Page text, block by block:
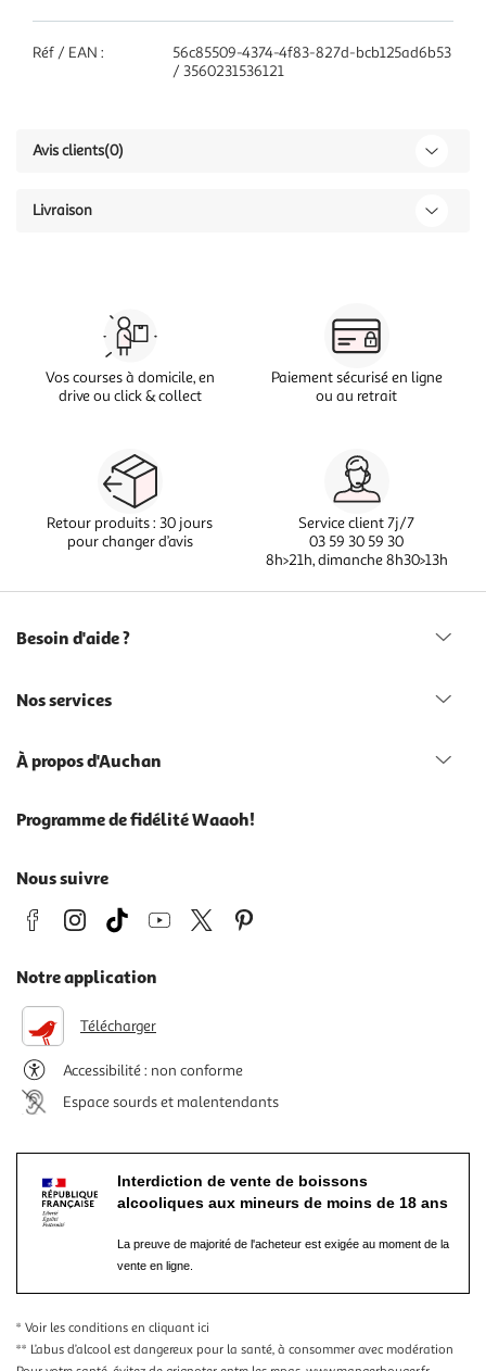
Réf / EAN :
56c85509-4374-4f83-827d-bcb125ad6b53
/ 3560231536121
Avis clients(0)
Livraison
Vos courses à domicile, en
drive ou click & collect
Paiement sécurisé en ligne
ou au retrait
Retour produits : 30 jours
pour changer d’avis
Service client 7j/7
03 59 30 59 30
8h>21h, dimanche 8h30>13h
Besoin d'aide ?
Nos services
À propos d'Auchan
Programme de fidélité Waaoh!
Nous suivre
Notre application
Télécharger
Accessibilité : non conforme
Espace sourds et malentendants
Interdiction de vente de boissons
alcooliques aux mineurs de moins de 18 ans
La preuve de majorité de l'acheteur est exigée au moment de la
vente en ligne.
* Voir les conditions en cliquant ici
** L’abus d’alcool est dangereux pour la santé, à consommer avec modération